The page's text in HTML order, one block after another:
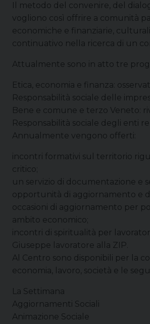
Il metodo del convenire, del
vogliono così offrire a comunità
economiche e finanziarie,
continuativo nella ricerca di un
Attualmente sono in atto tre
Etica, economia e finanza:
Responsabilità sociale delle
Bene e comune e terzo Veneto:
Responsabilità sociale degli enti
Annualmente vengono offerti:
incontri formativi sul territorio
critico;
un servizio di documentazione e
opportunità di aggiornamento e
occasioni di aggiornamento per
ambito economico;
incontri di spiritualità per
Giuseppe lavoratore alla ZIP.
Al Centro sono disponibili per la
economia, lavoro, società e le
La Settimana
Aggiornamenti Sociali
Animazione Sociale